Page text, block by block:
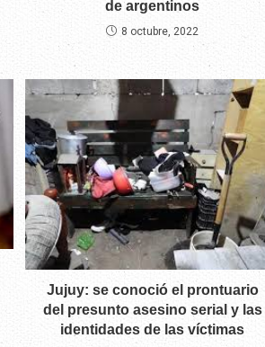
de argentinos
8 octubre, 2022
Jujuy: se conoció el prontuario
del presunto asesino serial y las
identidades de las víctimas